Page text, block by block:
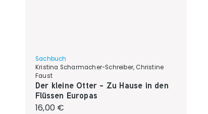
Sachbuch
Kristina Scharmacher-Schreiber, Christine
Faust
Der kleine Otter - Zu Hause in den
Flüssen Europas
Regulärer Preis:
16,00 €